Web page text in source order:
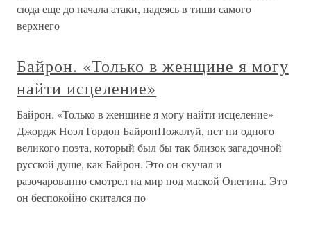
сюда еще до начала атаки, надеясь в тиши самого
верхнего
Байрон. «Только в женщине я могу
найти исцеление»
Байрон. «Только в женщине я могу найти исцеление»
Джордж Ноэл Гордон БайронПожалуй, нет ни одного
великого поэта, который был бы так близок загадочной
русской душе, как Байрон. Это он скучал и
разочарованно смотрел на мир под маской Онегина. Это
он беспокойно скитался по